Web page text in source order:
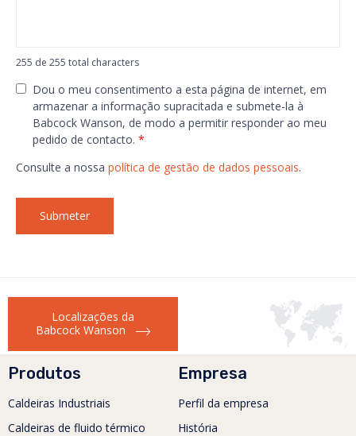
255 de 255 total characters
Dou o meu consentimento a esta página de internet, em
armazenar a informação supracitada e submete-la à
Babcock Wanson, de modo a permitir responder ao meu
pedido de contacto.*
Consulte a nossa política de gestão de dados pessoais.
Localizações da
Babcock Wanson
Produtos
Caldeiras Industriais
Caldeiras de fluido térmico
Empresa
Perfil da empresa
História